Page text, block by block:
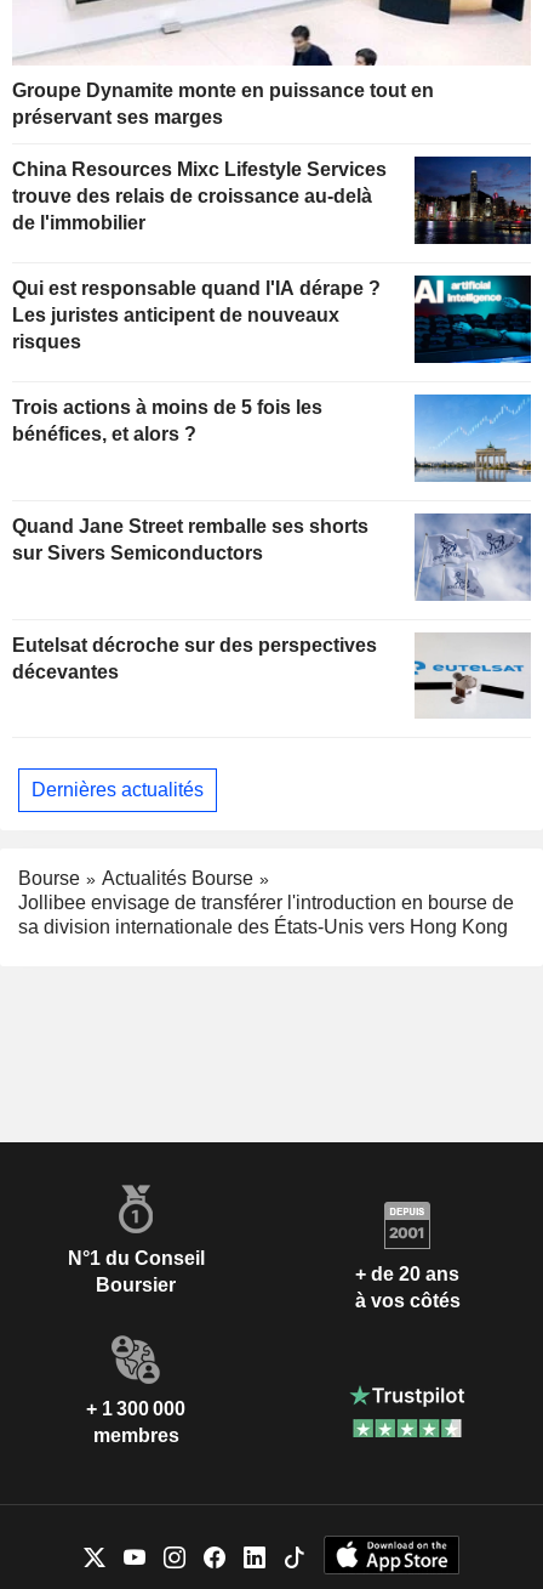
Groupe Dynamite monte en puissance tout en
préservant ses marges
China Resources Mixc Lifestyle Services
trouve des relais de croissance au-delà
de l'immobilier
Qui est responsable quand l'IA dérape ?
Les juristes anticipent de nouveaux
risques
Trois actions à moins de 5 fois les
bénéfices, et alors ?
Quand Jane Street remballe ses shorts
sur Sivers Semiconductors
Eutelsat décroche sur des perspectives
décevantes
Dernières actualités
Bourse
Actualités Bourse
Jollibee envisage de transférer l'introduction en bourse de
sa division internationale des États-Unis vers Hong Kong
N°1 du Conseil
Boursier
+ de 20 ans
à vos côtés
+ 1 300 000
membres